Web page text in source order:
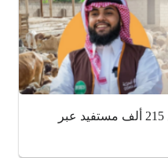
منصة رقمية تصل إلى أكثر من 215 ألف مستفيد عبر